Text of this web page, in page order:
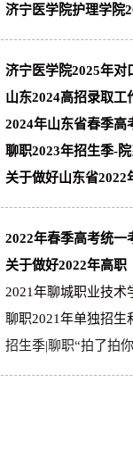
济宁医学院护理学院
济宁医学院2025年对
山东2024高招录取工
2024年山东省春季高
聊职2023年招生季-
关于做好山东省2022
2022年春季高考统一
关于做好2022年高职
2021年聊城职业技术
聊职2021年单独招生
招生季|聊职“拍了拍